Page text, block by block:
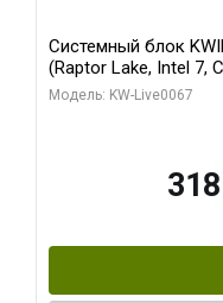
Системный блок
(Raptor Lake, Intel 7,
RTX5080
Модель: KW-Live0067